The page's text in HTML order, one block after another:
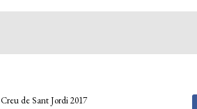
Creu de Sant Jordi 2017